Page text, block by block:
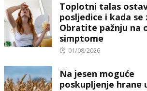
Toplotni talas
posljedice i kada se
Obratite pažnju na
simptome
Posted
01/08/2026
Na jesen moguće
poskupljenje hrane